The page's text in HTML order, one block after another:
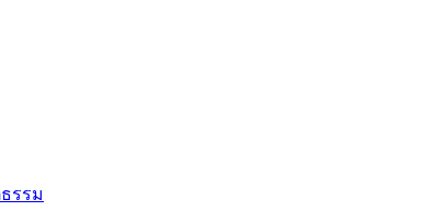
รรม